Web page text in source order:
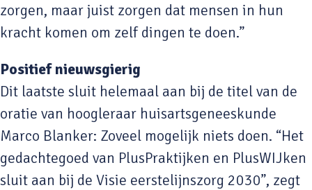
zorgen, maar juist zorgen dat mensen in hun
kracht komen om zelf dingen te doen.”
Positief nieuwsgierig
Dit laatste sluit helemaal aan bij de titel van de
oratie van hoogleraar huisartsgeneeskunde
Marco Blanker: Zoveel mogelijk niets doen. “Het
gedachtegoed van PlusPraktijken en PlusWIJken
sluit aan bij de Visie eerstelijnszorg 2030”, zegt